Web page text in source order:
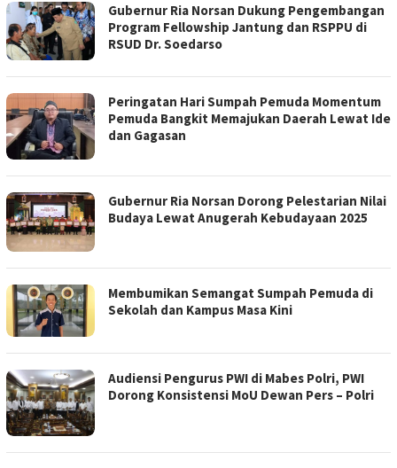
Gubernur Ria Norsan Dukung Pengembangan
Program Fellowship Jantung dan RSPPU di
RSUD Dr. Soedarso
Peringatan Hari Sumpah Pemuda Momentum
Pemuda Bangkit Memajukan Daerah Lewat Ide
dan Gagasan
Gubernur Ria Norsan Dorong Pelestarian Nilai
Budaya Lewat Anugerah Kebudayaan 2025
Membumikan Semangat Sumpah Pemuda di
Sekolah dan Kampus Masa Kini
Audiensi Pengurus PWI di Mabes Polri, PWI
Dorong Konsistensi MoU Dewan Pers – Polri